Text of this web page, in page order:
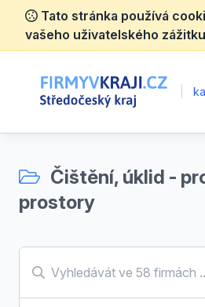
Tato stránka používá
vašeho uživatelského
Čištění, úklid -
prostory